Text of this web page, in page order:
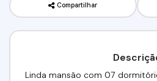
Compartilhar
Linda mansão com 07